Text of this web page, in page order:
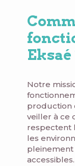
Eksaé
Notre
production
veiller à ce
respectent
les
accessibles.